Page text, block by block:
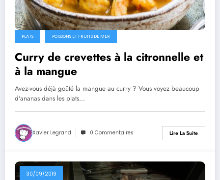
PLATS POISSONS ET FRUITS DE MER
Curry de crevettes à la citronnelle et
à la mangue
Avez-vous déjà goûté la mangue au curry ? Vous voyez beaucoup
d'ananas dans les plats…
Xavier Legrand 0 Commentaires Lire La Suite
30/09/2019